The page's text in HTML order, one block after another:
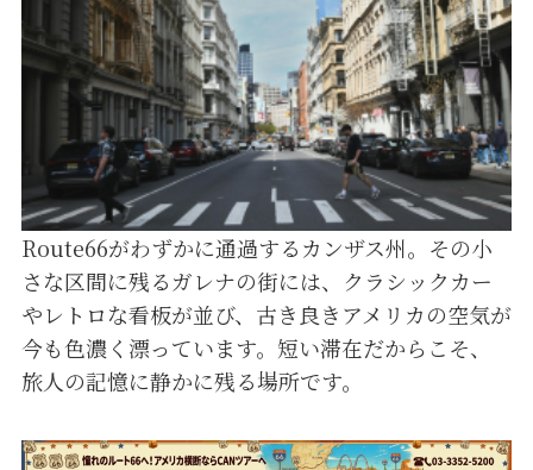
Route66がわずかに通過するカンザス州。その小
さな区間に残るガレナの街には、クラシックカー
やレトロな看板が並び、古き良きアメリカの空気が
今も色濃く漂っています。短い滞在だからこそ、
旅人の記憶に静かに残る場所です。